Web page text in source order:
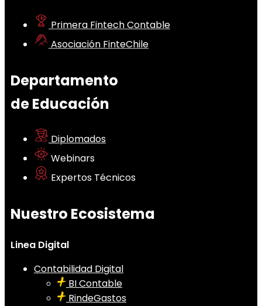
Primera Fintech Contable
Asociación FinteChile
Departamento
de Educación
Diplomados
Webinars
Expertos Técnicos
Nuestro Ecosistema
Linea Digital
Contabilidad Digital
BI Contable
RindeGastos